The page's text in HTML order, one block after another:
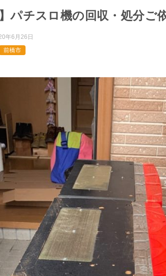
】パチスロ機の回収・処分
年6月26日
前橋市